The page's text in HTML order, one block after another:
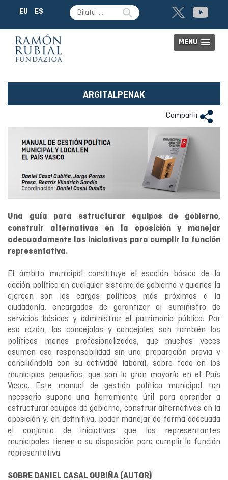
EU ES
MENU
ARGITALPENAK
Compartir
Una guía para estructurar equipos de gobierno,
construir alternativas en la oposición y manejar
adecuadamente las iniciativas para cumplir la función
representativa.
El ámbito municipal constituye el escalón básico de la
acción política en cualquier sistema de gobierno y quienes la
ejercen son los cargos políticos más próximos a la
ciudadanía, encargados de garantizar el suministro de
servicios básicos y administrar el patrimonio público. Por
esa razón, las concejalas y concejales son también los
políticos menos profesionalizados, que muchas veces
asumen esa responsabilidad sin una preparación previa y
conciliándola con su actividad laboral, sobre todo en los
municipios pequeños, que son la gran mayoría en el País
Vasco. Este manual de gestión política municipal tan
necesario supone una herramienta útil para aprender a
estructurar equipos de gobierno, construir alternativas en la
oposición y, en definitiva, poder manejar de forma adecuada
el conjunto de iniciativas que los representantes
municipales tienen a su disposición para cumplir la función
representativa.
SOBRE DANIEL CASAL OUBIÑA (AUTOR)